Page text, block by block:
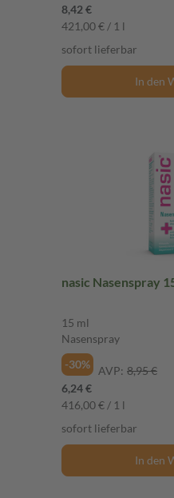
8,42 €
421,00 € / 1 l
sofort lieferbar
In den
nasic Nasenspray
15 ml
Nasenspray
-30% AVP: 8,95 €
6,24 €
416,00 € / 1 l
sofort lieferbar
In den